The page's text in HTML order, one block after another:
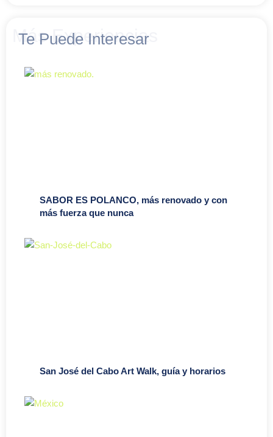
Más Experiencias
Te Puede Interesar
SABOR ES POLANCO, más renovado y con
más fuerza que nunca
San José del Cabo Art Walk, guía y horarios